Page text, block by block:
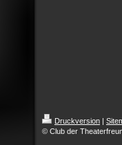
Druckversion |
© Club der